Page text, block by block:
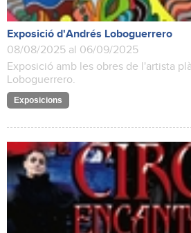
Exposició d'Andrés Loboguerrero
08/08/2025 al 06/09/2025
Exposició amb les obres de l'artista
Loboguerrero.
Exposicions